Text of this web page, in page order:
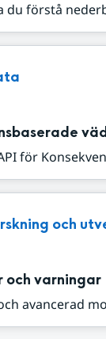
du förstå
för
och
och varningar
avancerad